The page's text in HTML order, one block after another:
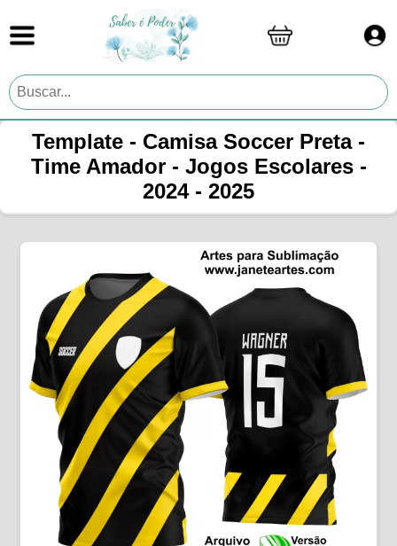
Template - Camisa Soccer Preta -
Time Amador - Jogos Escolares -
2024 - 2025